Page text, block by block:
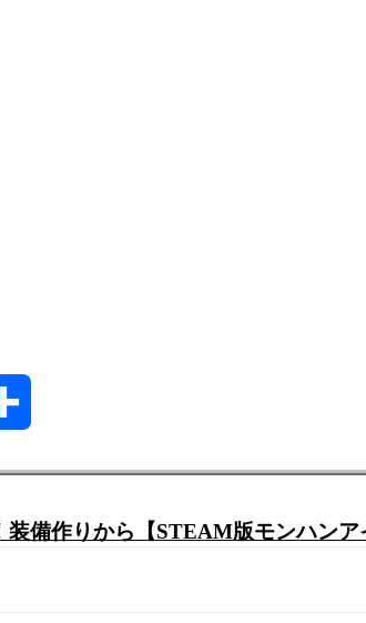
備作りから【STEAM版モンハンア